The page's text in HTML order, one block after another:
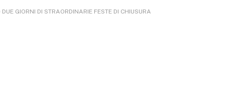
GIORNI DI STRAORDINARIE FESTE DI CHIUSURA